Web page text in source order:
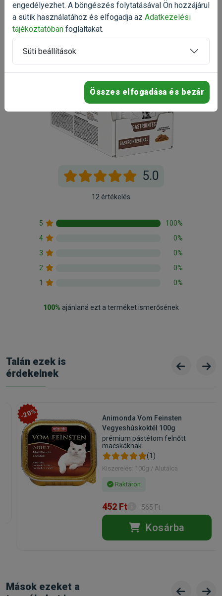
Kapható kiszerelések:Royal Canin Feline
GastroIntestinal 12x85g A termék csak kartonra
rendelhető!
Státusz:Raktáron
Törékeny:Nem
Állatorvosi:Igen
5.0
12 értékelés
5
100%
4
0%
3
0%
2
0%
1
0%
100% ajánlaná ezt a terméket ismerősének
Talán ezek is
érdekelnek
-20%
Animonda Vom Feinsten
Vegyeshúskoktél 100g
prémium pástétom felnőtt
macskáknak
(1)
Kiszerelés: 100g / Alutálca
Raktáron
452 Ft 565 Ft
Kosárba
Mások ezeket a
engedélyezhet. A böngészés folytatásával Ön hozzájárul
a sütik használatához és elfogadja az Adatkezelési
tájékoztatóban foglaltakat.
Süti beállítások
Összes elfogadása és bezár